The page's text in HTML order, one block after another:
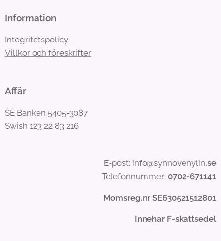
Information
Integritetspolicy
Villkor och föreskrifter
Affär
SE Banken 5405-3087
Swish 123 22 83 216
E-post: info@synnovenylin.se
Telefonnummer: 0702-671141
Momsreg.nr SE630521512801
Innehar F-skattsedel